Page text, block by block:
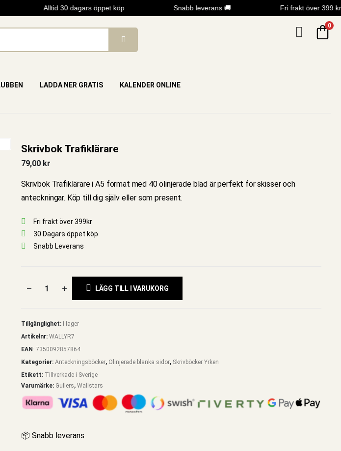
Alltid 30 dagars öppet köp Snabb leverans 🚚 Fri frakt över 399 kr
0
LADDA NER GRATIS KALENDER ONLINE
Skrivbok Trafiklärare
79,00 kr
Skrivbok Trafiklärare i A5 format med 40 olinjerade blad är perfekt för skisser och
anteckningar. Köp till dig själv eller som present.
Fri frakt över 399kr
30 Dagars öppet köp
Snabb Leverans
LÄGG TILL I VARUKORG
Tillgänglighet:
I lager
Artikelnr: WALLYR7
EAN : 7350092857864
Kategorier: Anteckningsböcker, Olinjerade blanka sidor, Skrivböcker Yrken
Etikett: Tillverkade i Sverige
Varumärke: Gullers, Wallstars
📦 Snabb leverans